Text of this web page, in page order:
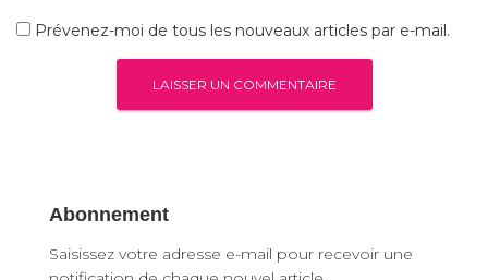
Prévenez-moi de tous les nouveaux articles par e-mail.
Abonnement
Saisissez votre adresse e-mail pour recevoir une